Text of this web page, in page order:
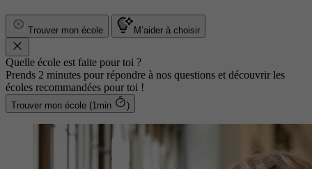
Trouver mon école M’aider à choisir
Quelle école est faite pour toi ?
Prends 2 minutes pour répondre à nos questions et découvrir les
écoles recommandées pour toi !
Trouver mon école (1min )